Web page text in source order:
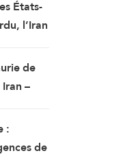
États-
l’Iran
de
–
:
de